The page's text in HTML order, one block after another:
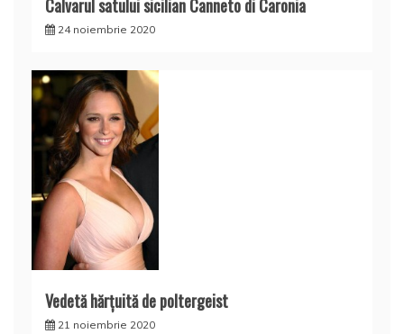
Calvarul satului sicilian Canneto di Caronia
24 noiembrie 2020
Vedetă hărţuită de poltergeist
21 noiembrie 2020